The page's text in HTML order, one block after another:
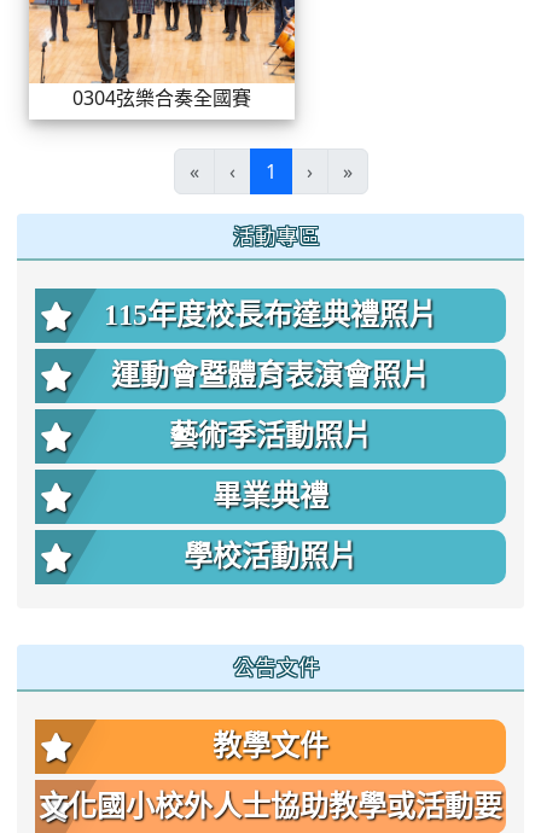
0304弦樂合奏全國賽
« ‹ 1 (current)
› »
活動專區
115年度校長布達典禮照片
運動會暨體育表演會照片
藝術季活動照片
畢業典禮
學校活動照片
公告文件
教學文件
文化國小校外人士協助教學或活動要